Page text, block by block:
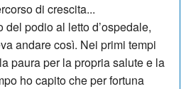
di crescita...
podio al letto d’ospedale,
an­dare così. Nei primi tempi
paura per la propria salute e la
ho capito che per fortuna